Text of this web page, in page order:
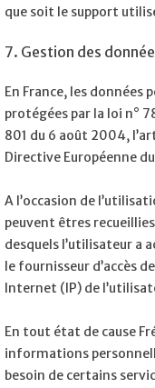
que soit le support
7. Gestion des
En France, les
protégées par la loi n°
801 du 6 août 2004,
Directive Européenne
A l’occasion de
peuvent êtres
desquels l’utilisateur a
le fournisseur d’accès
Internet (IP) de
En tout état de cause
informations
besoin de certains